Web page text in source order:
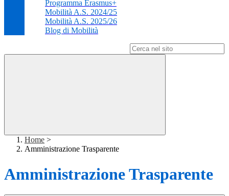
Programma Erasmus+
Mobilità A.S. 2024/25
Mobilità A.S. 2025/26
Blog di Mobilità
Home >
Amministrazione Trasparente
Amministrazione Trasparente